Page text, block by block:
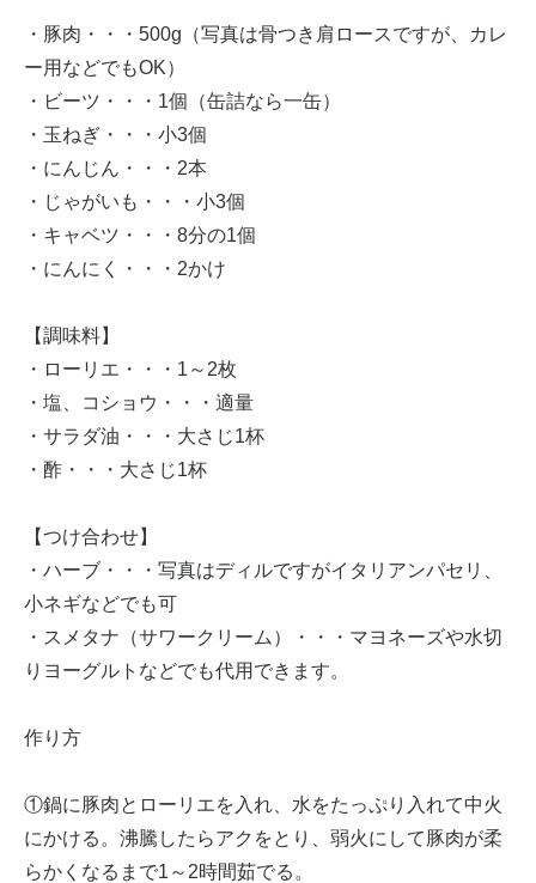
・豚肉・・・500g（写真は骨つき肩ロースですが、カレ
ー用などでもOK）
・ビーツ・・・1個（缶詰なら一缶）
・玉ねぎ・・・小3個
・にんじん・・・2本
・じゃがいも・・・小3個
・キャベツ・・・8分の1個
・にんにく・・・2かけ
【調味料】
・ローリエ・・・1～2枚
・塩、コショウ・・・適量
・サラダ油・・・大さじ1杯
・酢・・・大さじ1杯
【つけ合わせ】
・ハーブ・・・写真はディルですがイタリアンパセリ、
小ネギなどでも可
・スメタナ（サワークリーム）・・・マヨネーズや水切
りヨーグルトなどでも代用できます。
作り方
①鍋に豚肉とローリエを入れ、水をたっぷり入れて中火
にかける。沸騰したらアクをとり、弱火にして豚肉が柔
らかくなるまで1～2時間茹でる。